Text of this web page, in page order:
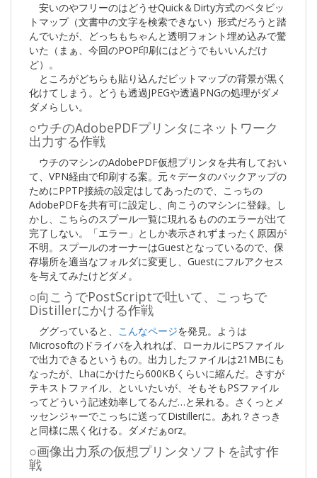
安いのやフリーのはどうせQuick＆Dirty方式のベタビッ
トマップ（文書中の文字を検索できない）形式だろうと踏
んでいたが、どっちもちゃんと透明フォント埋め込みで驚
いた（まぁ、今回のPOP印刷にはどうでもいいんだけ
ど）。
ところがどちらも貼り込んだビットマップの背景が黒く
化けてしまう。どうも透過JPEGや透過PNGの処理がダメ
ダメらしい。
○ウチのAdobePDFプリンタにネットワーク
出力する作戦
ウチのマシンのAdobePDF仮想プリンタを共有しておい
て、VPN経由で印刷する案。元々データのバックアップの
ためにPPTP接続の設定はしてあったので、こっちの
AdobePDFを共有可に設定し、向こうのマシンに登録。し
かし、こちらのスプール一覧に現れるもののエラーが出て
完了しない。「エラー」としか表示されずまったく原因が
不明。スプールのオーナーはGuestとなっているので、保
存場所を適当なフォルダに変更し、Guestにフルアクセス
を与えてみたけどダメ。
○向こうでPostScriptで吐いて、こっちで
Distillerにかける作戦
ググっていると、 こんなページを発見。ようは
Microsoftのドライバを入れれば、ローカルにPSファイル
で出力できるというもの。出力したファイルは21MBにも
なったが、Lhaにかけたら600KBくらいに縮んだ。さすが
テキストファイル、といいたいが、そもそもPSファイル
ってどういう記述効率してるんだ…と呆れる。さくっとメ
ッセンジャーでこっちに送ってDistillerに。あれ？さっき
と同様に黒く化ける。ダメだぁorz。
○画像出力系の仮想プリンタソフトを試す作
戦